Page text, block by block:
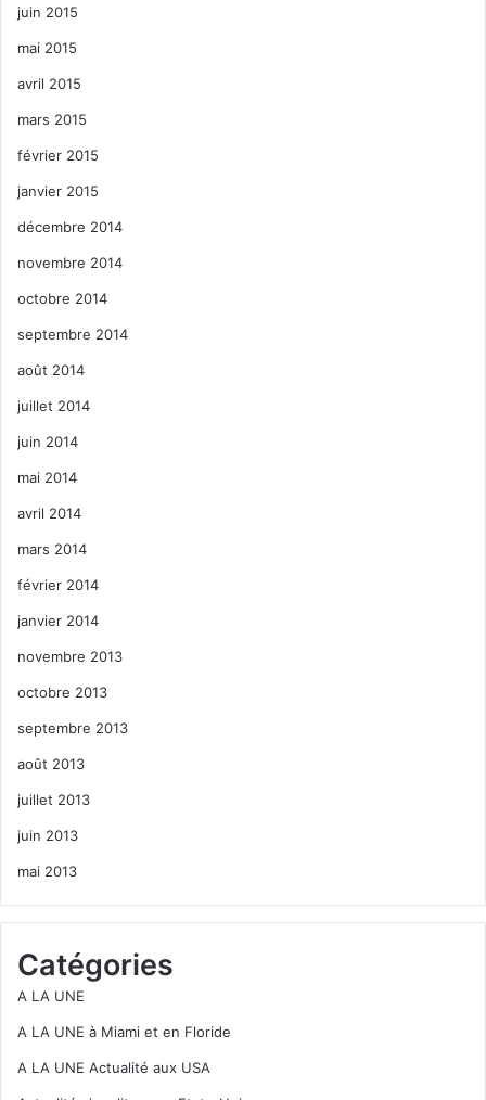
juin 2015
mai 2015
avril 2015
mars 2015
février 2015
janvier 2015
décembre 2014
novembre 2014
octobre 2014
septembre 2014
août 2014
juillet 2014
juin 2014
mai 2014
avril 2014
mars 2014
février 2014
janvier 2014
novembre 2013
octobre 2013
septembre 2013
août 2013
juillet 2013
juin 2013
mai 2013
Catégories
A LA UNE
A LA UNE à Miami et en Floride
A LA UNE Actualité aux USA